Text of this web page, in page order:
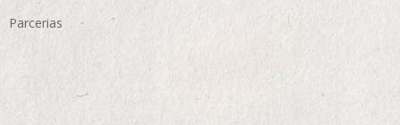
Parcerias